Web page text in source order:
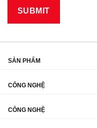
SẢN PHẨM
CÔNG NGHỆ
CÔNG NGHỆ